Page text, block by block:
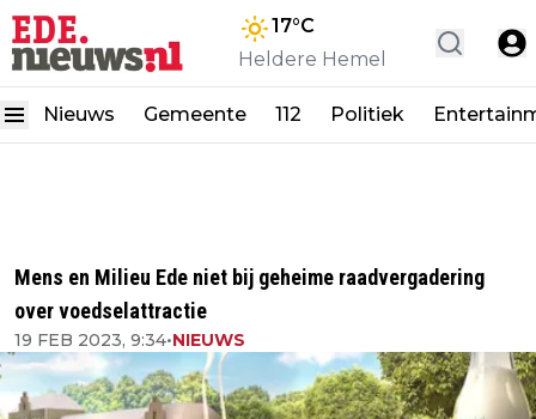
17°C
Heldere Hemel
Nieuws Gemeente 112 Politiek
Mens en Milieu Ede niet bij geheime raadvergadering
over voedselattractie
19 FEB 2023, 9:34•NIEUWS